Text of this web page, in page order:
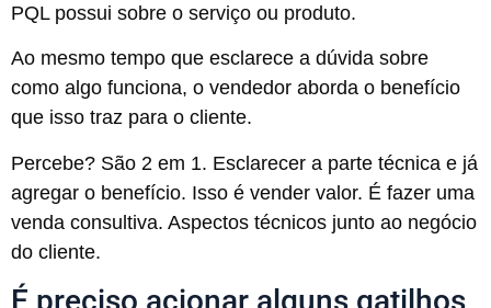
PQL possui sobre o serviço ou produto.
Ao mesmo tempo que esclarece a dúvida sobre
como algo funciona, o vendedor aborda o benefício
que isso traz para o cliente.
Percebe? São 2 em 1. Esclarecer a parte técnica e já
agregar o benefício. Isso é vender valor. É fazer uma
venda consultiva. Aspectos técnicos junto ao negócio
do cliente.